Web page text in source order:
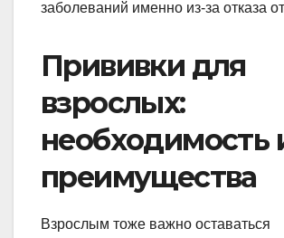
заболеваний именно из-за отказа
Прививки для
взрослых:
необходимость
преимущества
Взрослым тоже важно оставаться